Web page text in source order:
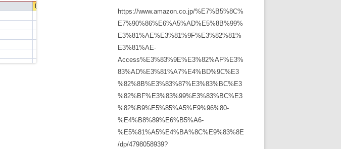
https://www.amazon.co.jp/%E7%B5%8C%
E7%90%86%E6%A5%AD%E5%8B%99%
E3%81%AE%E3%81%9F%E3%82%81%
E3%81%AE-
Access%E3%83%9E%E3%82%AF%E3%
83%AD%E3%81%A7%E4%BD%9C%E3
%82%8B%E3%83%87%E3%83%BC%E3
%82%BF%E3%83%99%E3%83%BC%E3
%82%B9%E5%85%A5%E9%96%80-
%E4%B8%89%E6%B5%A6-
%E5%81%A5%E4%BA%8C%E9%83%8E
/dp/4798058939?